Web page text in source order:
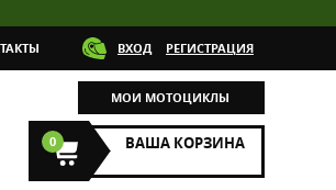
ВХОД РЕГИСТРАЦИЯ
МОИ МОТОЦИКЛЫ
0 ВАША КОРЗИНА